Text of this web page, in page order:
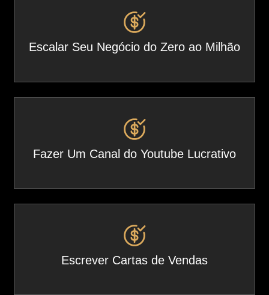
Escalar Seu Negócio do Zero ao Milhão
Fazer Um Canal do Youtube Lucrativo
Escrever Cartas de Vendas